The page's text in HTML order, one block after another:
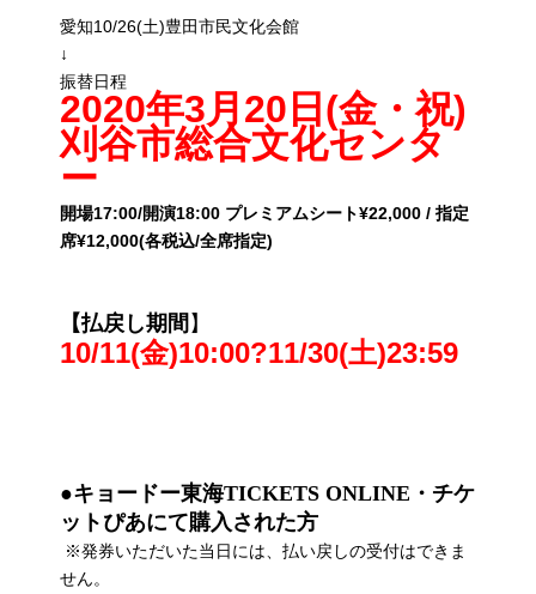
愛知10/26(土)豊田市民文化会館
↓
振替日程
2020年3月20日(金・祝)
刈谷市総合文化センタ
ー
開場17:00/開演18:00 プレミアムシート¥22,000 / 指定
席¥12,000(各税込/全席指定)
【払戻し期間 】
10/11(金)10:00?11/30(土)23:59
●キョードー東海TICKETS ONLINE・チケ
ットぴあにて購入された方
※発券いただいた当日には、払い戻しの受付はできま
せん。